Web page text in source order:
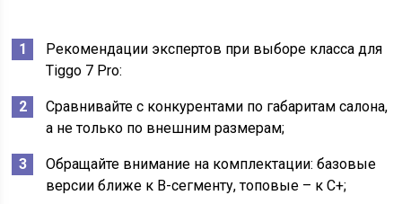
Рекомендации экспертов при выборе класса для
Tiggo 7 Pro:
Сравнивайте с конкурентами по габаритам салона,
а не только по внешним размерам;
Обращайте внимание на комплектации: базовые
версии ближе к B-сегменту, топовые – к C+;